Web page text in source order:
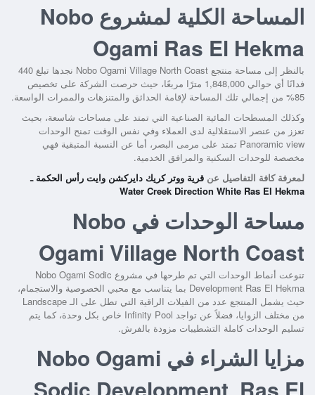
المساحة الكلية لمشروع Nobo
Ogami Ras El Hekma
بالنظر إلى مساحة منتجع Nobo Ogami Village North Coast
نجدها تبلغ 440
فدانًا أي حوالي 1,848,000 مترًا مربعًا، حيث حرصت الشركة على تخصيص
85% من إجمالي تلك المساحة لإقامة الحدائق والمتنزهات والممرات الواسعة.
وكذلك المسطحات المائية الصناعية التي تمتد على مساحات شاسعة، بحيث
تعزز من عنصر الاستقلالية لدى العملاء وفي نفس الوقت تمنح الوحدات
Panoramic view تمتد على مرمى البصر، أما عن النسبة المتبقية فهي
مخصصة للوحدات السكنية والمرافق الخدمية.
لمعرفة كافة التفاصيل عن قرية ووتر كريك دايركشن وايت رأس الحكمة ـ
Water Creek Direction White Ras El Hekma
مساحة الوحدات في Nobo
Ogami Village North Coast
تنوعت أنماط الوحدات التي تم طرحها في
مشروع Nobo Ogami Sodic
Development Ras El Hekma بما يتناسب مع محبي الخصوصية والاستجمام،
حيث يشمل المنتجع عدد من الفيلات الراقية التي تطل على الـ Landscape
من مختلف الزوايا، فضلاً عن تواجد Infinity Pool خاص بكل وحدة، كما يتم
تسليم الوحدات كاملة التشطيبات مزودة بالفرش.
مزايا الشراء في Nobo Ogami